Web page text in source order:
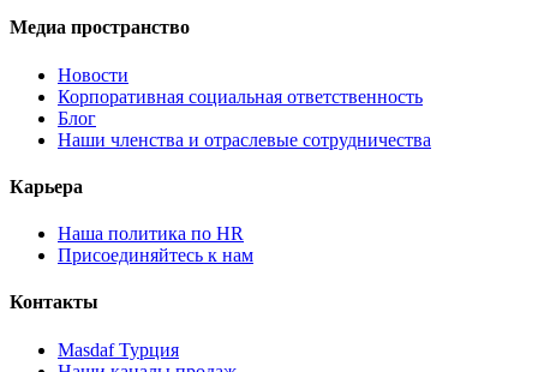
Медиа пространство
Новости
Корпоративная социальная ответственность
Блог
Наши членства и отраслевые сотрудничества
Карьера
Наша политика по HR
Присоединяйтесь к нам
Контакты
Masdaf Турция